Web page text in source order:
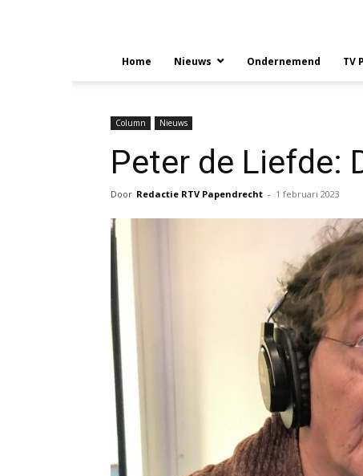
Home Nieuws Ondernemend TV
Column Nieuws
Peter de Liefde:
Door Redactie RTV Papendrecht - 1 februari 2023